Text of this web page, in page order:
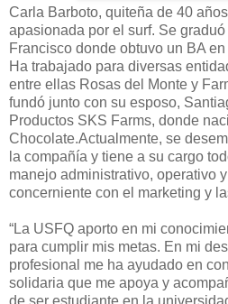
Carla Barboto, quiteña de 40
apasionada por el surf. Se
Francisco donde obtuvo un BA
Ha trabajado para diversas
entre ellas Rosas del Monte y
fundó junto con su esposo,
Productos SKS Farms, donde
Chocolate.Actualmente, se
la compañía y tiene a su cargo
manejo administrativo, operativo
concerniente con el marketing y
“La USFQ aporto en mi
para cumplir mis metas. En mi
profesional me ha ayudado en
solidaria que me apoya y